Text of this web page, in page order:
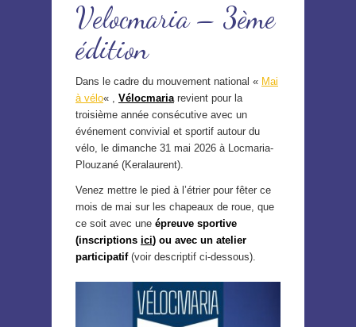
Velocmaria – 3ème
édition
Dans le cadre du mouvement national « Mai
à vélo« , Vélocmariarevient pour la
troisième année consécutive avec un
événement convivial et sportif autour du
vélo, le dimanche 31 mai 2026 à Locmaria-
Plouzané (Keralaurent).
Venez mettre le pied à l’étrier pour fêter ce
mois de mai sur les chapeaux de roue, que
ce soit avec une épreuve sportive
(inscriptions ici) ou avec un atelier
participatif(voir descriptif ci-dessous).